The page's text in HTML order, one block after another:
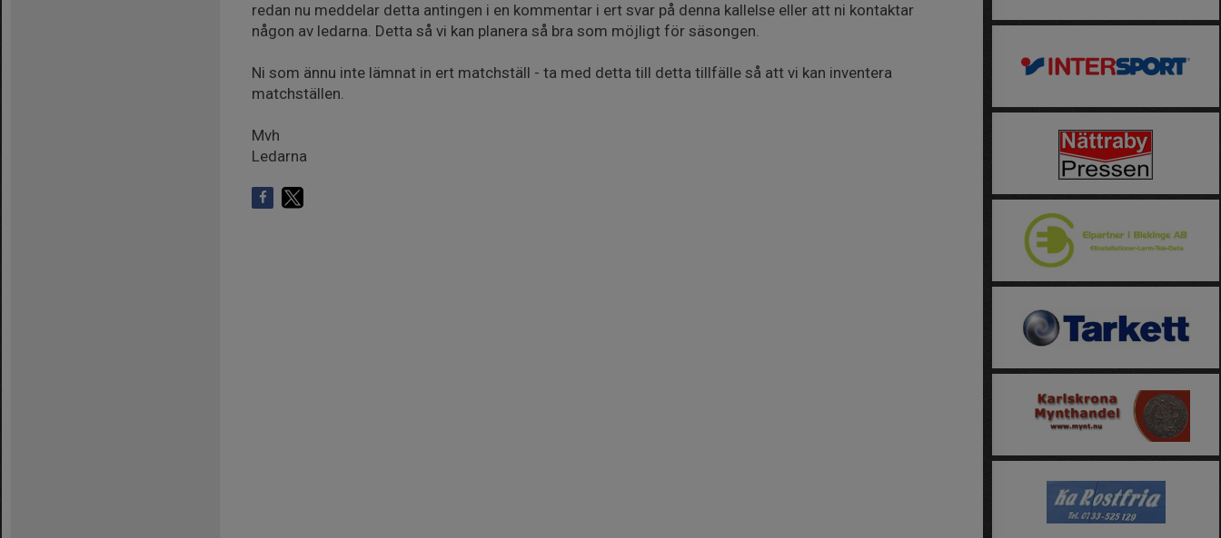
redan nu meddelar detta antingen i en kommentar i ert svar på denna kallelse eller att ni kontaktar
någon av ledarna. Detta så vi kan planera så bra som möjligt för säsongen.
Ni som ännu inte lämnat in ert matchställ - ta med detta till detta tillfälle så att vi kan inventera
matchställen.
Mvh
Ledarna